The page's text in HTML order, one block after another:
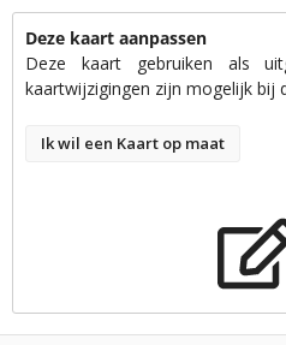
Deze kaart aanpassen
Deze kaart gebruiken als
kaartwijzigingen zijn mogelijk bij
Ik wil een Kaart op maat